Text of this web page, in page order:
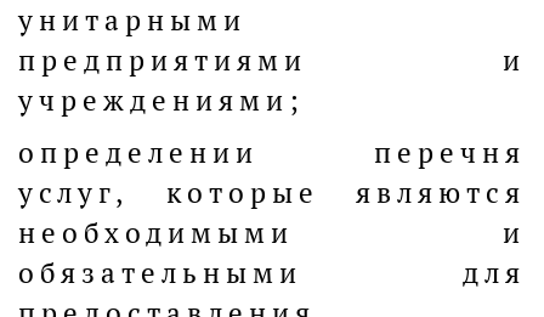
унитарными
предприятиями и
учреждениями;
определении перечня
услуг, которые являются
необходимыми и
обязательными для